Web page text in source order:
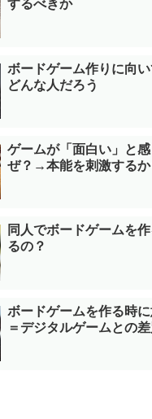
するべきか
ボードゲーム作りに向
どんな人だろう
ゲームが「面白い」と
ぜ？→本能を刺激するか
同人でボードゲームを
るの？
ボードゲームを作る時
＝デジタルゲームとの